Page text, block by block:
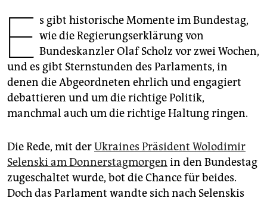
genossenschaft
epaper login
E s gibt historische Momente im Bundestag,
wie die Regierungserklärung von
Bundeskanzler Olaf Scholz vor zwei Wochen,
und es gibt Sternstunden des Parlaments, in
denen die Abgeordneten ehrlich und engagiert
debattieren und um die richtige Politik,
manchmal auch um die richtige Haltung ringen.
Die Rede, mit derUkraines Präsident Wolodimir
Selenski am Donnerstagmorgen in den Bundestag
zugeschaltet wurde, bot die Chance für beides.
Doch das Parlament wandte sich nach Selenskis